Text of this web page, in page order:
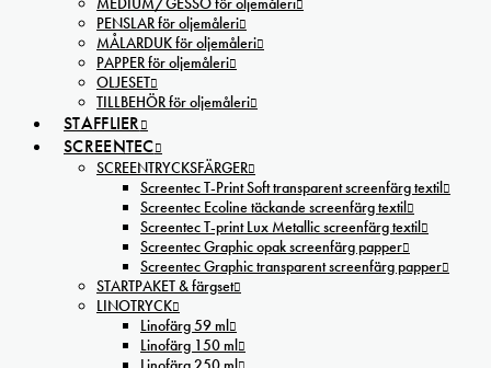
PENSLAR för oljemåleri
MÅLARDUK för oljemåleri
PAPPER för oljemåleri
OLJESET
TILLBEHÖR för oljemåleri
STAFFLIER
SCREENTEC
SCREENTRYCKSFÄRGER
Screentec T-Print Soft transparent screenfärg textil
Screentec Ecoline täckande screenfärg textil
Screentec T-print Lux Metallic screenfärg textil
Screentec Graphic opak screenfärg papper
Screentec Graphic transparent screenfärg papper
STARTPAKET & färgset
LINOTRYCK
Linofärg 59 ml
Linofärg 150 ml